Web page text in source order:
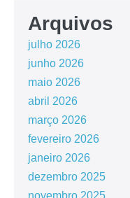
Arquivos
julho 2026
junho 2026
maio 2026
abril 2026
março 2026
fevereiro 2026
janeiro 2026
dezembro 2025
novembro 2025